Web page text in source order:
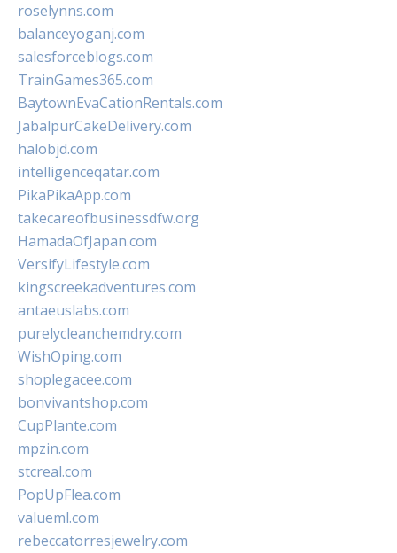
roselynns.com
balanceyoganj.com
salesforceblogs.com
TrainGames365.com
BaytownEvaCationRentals.com
JabalpurCakeDelivery.com
halobjd.com
intelligenceqatar.com
PikaPikaApp.com
takecareofbusinessdfw.org
HamadaOfJapan.com
VersifyLifestyle.com
kingscreekadventures.com
antaeuslabs.com
purelycleanchemdry.com
WishOping.com
shoplegacee.com
bonvivantshop.com
CupPlante.com
mpzin.com
stcreal.com
PopUpFlea.com
valueml.com
rebeccatorresjewelry.com